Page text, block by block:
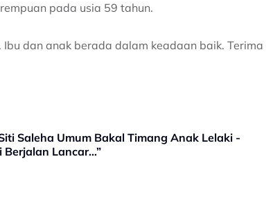
pada usia 59 tahun.
dan anak berada dalam keadaan baik. Terima
Saleha Umum Bakal Timang Anak Lelaki -
Berjalan Lancar…”